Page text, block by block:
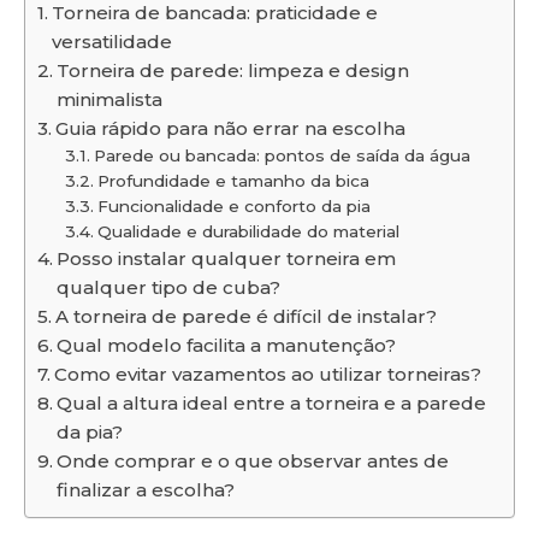
Torneira de bancada: praticidade e
versatilidade
Torneira de parede: limpeza e design
minimalista
Guia rápido para não errar na escolha
Parede ou bancada: pontos de saída da água
Profundidade e tamanho da bica
Funcionalidade e conforto da pia
Qualidade e durabilidade do material
Posso instalar qualquer torneira em
qualquer tipo de cuba?
A torneira de parede é difícil de instalar?
Qual modelo facilita a manutenção?
Como evitar vazamentos ao utilizar torneiras?
Qual a altura ideal entre a torneira e a parede
da pia?
Onde comprar e o que observar antes de
finalizar a escolha?